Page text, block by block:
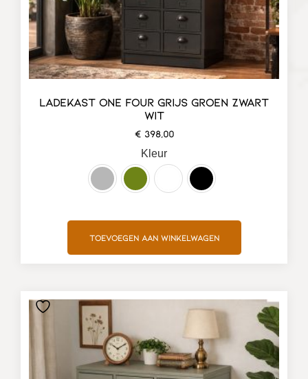
LADEKAST ONE FOUR GRIJS GROEN ZWART
WIT
€398,00
Kleur
Toevoegen aan winkelwagen